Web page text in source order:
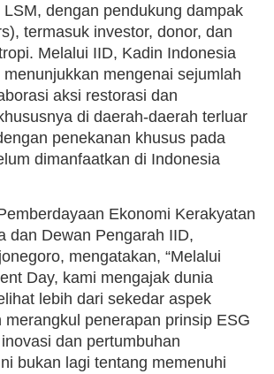
dengan pendukung dampak
termasuk investor, donor, dan
Melalui IID, Kadin Indonesia
mengenai sejumlah
aksi restorasi dan
di daerah-daerah terluar
penekanan khusus pada
dimanfaatkan di Indonesia
Ekonomi Kerakyatan
dan Dewan Pengarah IID,
mengatakan, “Melalui
Day, kami mengajak dunia
lebih dari sekedar aspek
merangkul penerapan prinsip ESG
dan pertumbuhan
bukan lagi tentang memenuhi